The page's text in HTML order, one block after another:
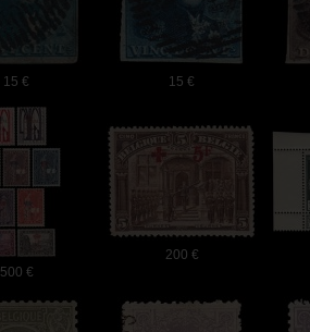
15 € 15 €
500 €
200 €